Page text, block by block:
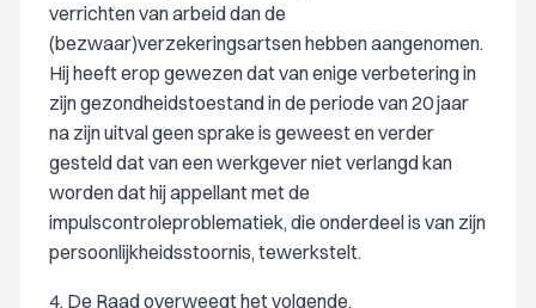
verrichten van arbeid dan de
(bezwaar)verzekeringsartsen hebben aangenomen.
Hij heeft erop gewezen dat van enige verbetering in
zijn gezondheidstoestand in de periode van 20 jaar
na zijn uitval geen sprake is geweest en verder
gesteld dat van een werkgever niet verlangd kan
worden dat hij appellant met de
impulscontroleproblematiek, die onderdeel is van zijn
persoonlijkheidsstoornis, tewerkstelt.
4. De Raad overweegt het volgende.